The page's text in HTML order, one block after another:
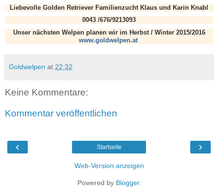
Liebevolle Golden Retriever Familienzucht Klaus und Karin Knabl
0043 /676/9213093
Unser nächsten Welpen planen wir im Herbst / Winter 2015/2016
www.goldwelpen.at
Goldwelpen at 22:32
Keine Kommentare:
Kommentar veröffentlichen
‹ ›
Startseite
Web-Version anzeigen
Powered by Blogger.